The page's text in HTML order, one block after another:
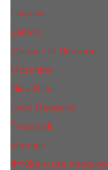
Lacoste
Lanvin
Marina De Bourbon
Moschino
Nina Ricci
Paco Rabanne
Trussardi
Versace
Женская